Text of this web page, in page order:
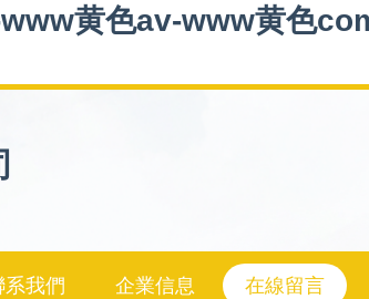
黄色av-www黄色
系我們 企業信息 在線留言